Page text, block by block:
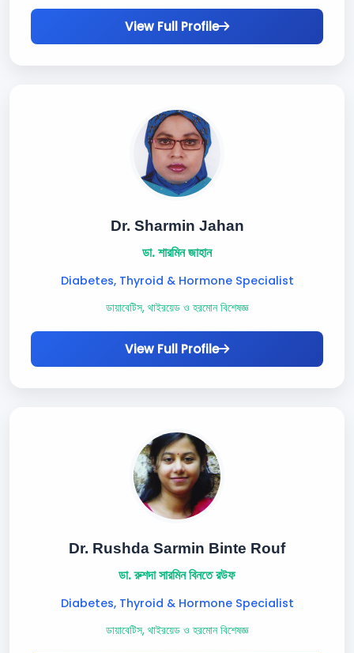
View Full Profile
Dr. Sharmin Jahan
ডা. শারমিন জাহান
Diabetes, Thyroid & Hormone Specialist
ডায়াবেটিস, থাইরয়েড ও হরমোন বিশেষজ্ঞ
View Full Profile
Dr. Rushda Sarmin Binte Rouf
ডা. রুশদা সারমিন বিনতে রউফ
Diabetes, Thyroid & Hormone Specialist
ডায়াবেটিস, থাইরয়েড ও হরমোন বিশেষজ্ঞ